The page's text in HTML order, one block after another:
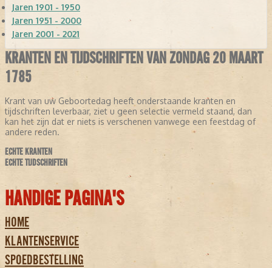
Jaren 1901 - 1950
Jaren 1951 - 2000
Jaren 2001 - 2021
KRANTEN EN TIJDSCHRIFTEN VAN ZONDAG 20 MAART
1785
Krant van uw Geboortedag heeft onderstaande kranten en
tijdschriften leverbaar, ziet u geen selectie vermeld staand, dan
kan het zijn dat er niets is verschenen vanwege een feestdag of
andere reden.
ECHTE KRANTEN
ECHTE TIJDSCHRIFTEN
HANDIGE PAGINA'S
HOME
KLANTENSERVICE
SPOEDBESTELLING